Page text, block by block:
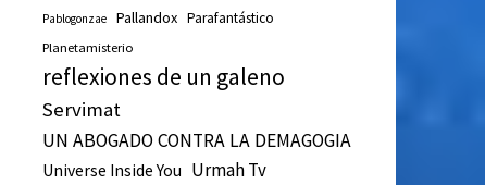
Pablogonzae Pallandox Parafantástico
Planetamisterio
reflexiones de un galeno
Servimat
UN ABOGADO CONTRA LA DEMAGOGIA
Universe Inside You Urmah Tv